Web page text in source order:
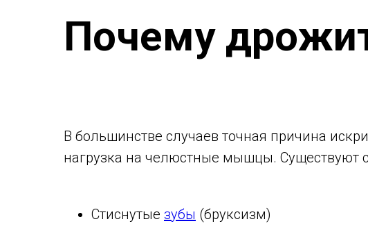
Почему
В большинстве случаев точная причина
нагрузка на челюстные мышцы. Существуют
Стиснутые зубы (бруксизм)